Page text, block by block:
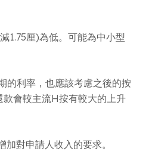
1.75厘)為低。可能為中小型
的利率，也應該考慮之後的按
會較主流H按有較大的上升
對申請人收入的要求。